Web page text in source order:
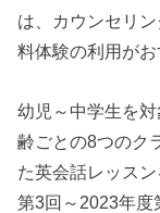
は、カウンセリ
料体験の利用がお
幼児～中学生を
齢ごとの8つのク
た英会話レッス
第3回～2023年度